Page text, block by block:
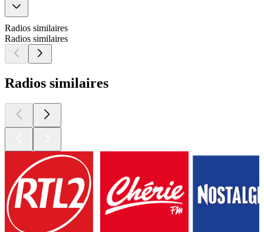
Radios similaires
Radios similaires
Radios similaires